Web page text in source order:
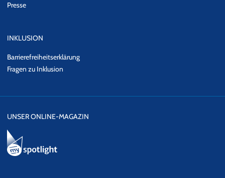
Presse
INKLUSION
Barrierefreiheitserklärung
Fragen zu Inklusion
UNSER ONLINE-MAGAZIN